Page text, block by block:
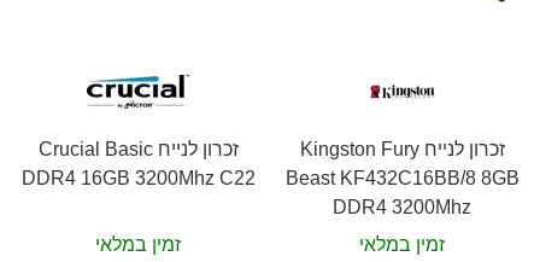
זכרון לנייח Kingston Fury
Beast KF432C16BB/8 8GB
DDR4 3200Mhz
זמין במלאי
זכרון לנייח Crucial Basic
DDR4 16GB 3200Mhz C22
זמין במלאי